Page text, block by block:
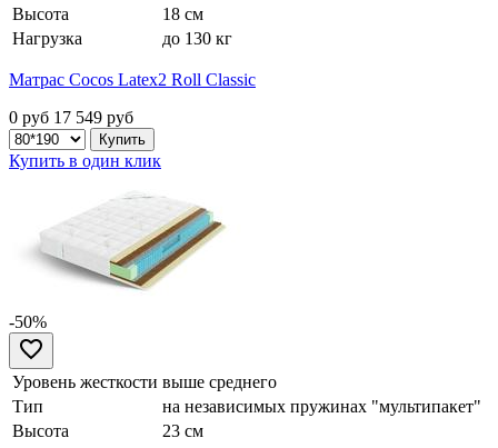
Высота
18 см
Нагрузка
до 130 кг
Матрас Cocos Latex2 Roll Classic
0 руб 17 549 руб
Купить в один клик
-50%
Уровень жесткости выше среднего
Тип
на независимых пружинах "мультипакет"
Высота
23 см